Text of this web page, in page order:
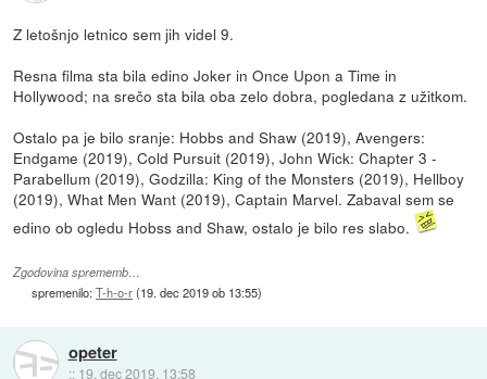
Z letošnjo letnico sem jih videl 9.
Resna filma sta bila edino Joker in Once Upon a Time in
Hollywood; na srečo sta bila oba zelo dobra, pogledana z užitkom.
Ostalo pa je bilo sranje: Hobbs and Shaw (2019), Avengers:
Endgame (2019), Cold Pursuit (2019), John Wick: Chapter 3 -
Parabellum (2019), Godzilla: King of the Monsters (2019), Hellboy
(2019), What Men Want (2019), Captain Marvel. Zabaval sem se
edino ob ogledu Hobss and Shaw, ostalo je bilo res slabo.
Zgodovina sprememb…
spremenilo:T-h-o-r(19. dec 2019 ob 13:55)
opeter
:: 19. dec 2019, 13:58